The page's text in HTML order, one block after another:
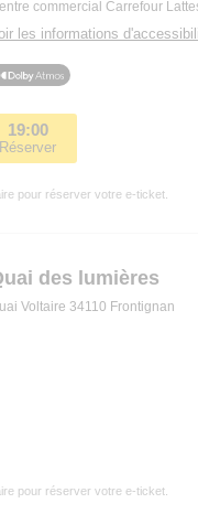
commercial Carrefour
les informations
19:00
Réserver
pour réserver votre e-ticket.
des lumières
Voltaire 34110 Frontignan
pour réserver votre e-ticket.